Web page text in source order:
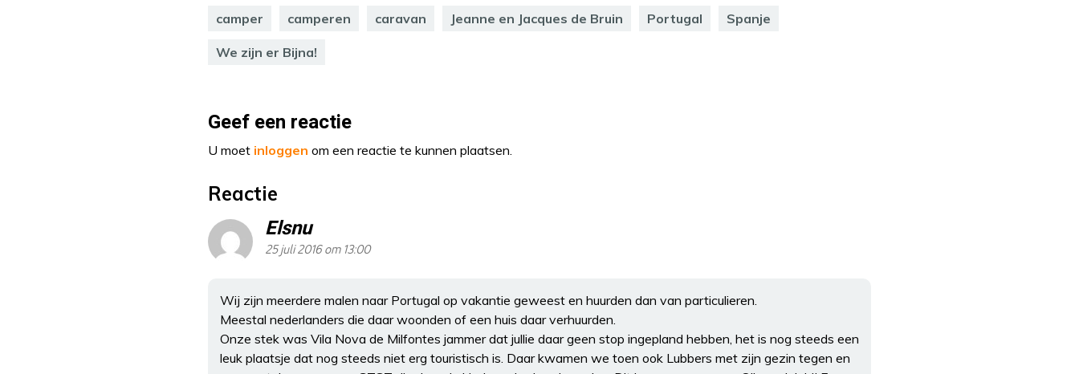
camper camperen caravan Jeanne en Jacques de Bruin Portugal Spanje
We zijn er Bijna!
Geef een reactie
U moet inloggen om een reactie te kunnen plaatsen.
Reactie
Elsnu
25 juli 2016 om 13:00
Wij zijn meerdere malen naar Portugal op vakantie geweest en huurden dan van particulieren.
Meestal nederlanders die daar woonden of een huis daar verhuurden.
Onze stek was Vila Nova de Milfontes jammer dat jullie daar geen stop ingepland hebben, het is nog steeds een
leuk plaatsje dat nog steeds niet erg touristisch is. Daar kwamen we toen ook Lubbers met zijn gezin tegen en